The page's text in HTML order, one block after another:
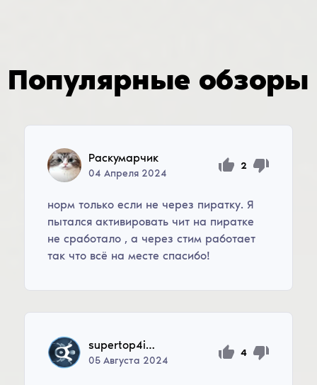
Популярные обзоры
Раскумарчик
04Апреля 2024
2
норм только если не через пиратку. Я
пытался активировать чит на пиратке
не сработало , а через стим работает
так что всё на месте спасибо!
supertop4ikgamer
05Августа 2024
4